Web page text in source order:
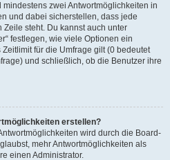
zwei Antwortmöglichkeiten in
und dabei sicherstellen, dass jede
steht. Du kannst auch unter
festlegen, wie viele Optionen ein
für die Umfrage gilt (0 bedeutet
und schließlich, ob die Benutzer ihre
erstellen?
wird durch die Board-
mehr Antwortmöglichkeiten als
einen Administrator.